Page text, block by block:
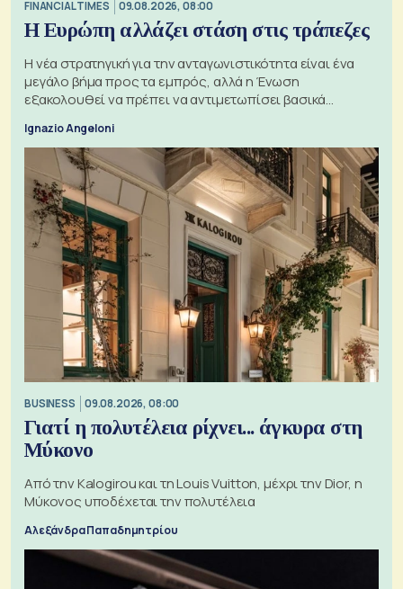
FINANCIAL TIMES 09.08.2026, 08:00
Η Ευρώπη αλλάζει στάση στις τράπεζες
Η νέα στρατηγική για την ανταγωνιστικότητα είναι ένα
μεγάλο βήμα προς τα εμπρός, αλλά η Ένωση
εξακολουθεί να πρέπει να αντιμετωπίσει βασικά
Ignazio Angeloni
BUSINESS 09.08.2026, 08:00
Γιατί η πολυτέλεια ρίχνει... άγκυρα στη
Μύκονο
Από την Kalogirou και τη Louis Vuitton, μέχρι την Dior, η
Μύκονος υποδέχεται την πολυτέλεια
Αλεξάνδρα Παπαδημητρίου